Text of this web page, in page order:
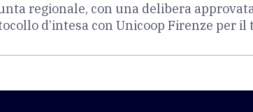
regionale, con una delibera
d’intesa con Unicoop Firenze per